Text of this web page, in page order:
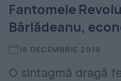
Fantomele
Bârlădeanu,
18 DECEMBRIE 2018
O sintagmă dragă